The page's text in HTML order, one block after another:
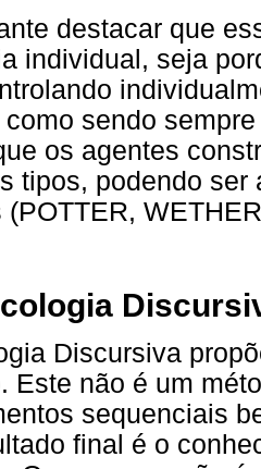
destacar que
individual, seja
sendo
os agentes
tipos, podendo
(POTTER,
Discursiva
Este não é um
sequenciais
final é o